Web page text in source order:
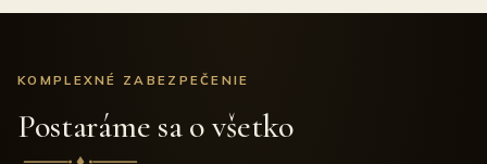
KOMPLEXNÉ ZABEZPEČENIE
Postaráme sa o všetko